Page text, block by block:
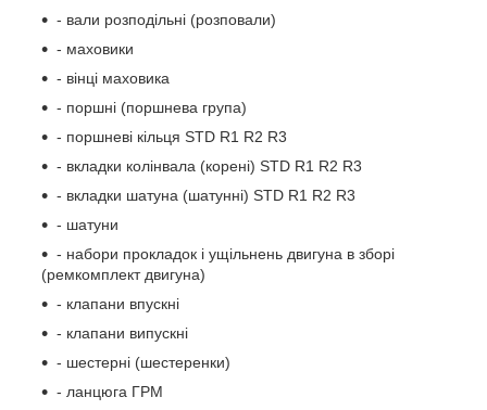
- вали розподільні (розповали)
- маховики
- вінці маховика
- поршні (поршнева група)
- поршневі кільця STD R1 R2 R3
- вкладки колінвала (корені) STD R1 R2 R3
- вкладки шатуна (шатунні) STD R1 R2 R3
- шатуни
- набори прокладок і ущільнень двигуна в зборі
(ремкомплект двигуна)
- клапани впускні
- клапани випускні
- шестерні (шестеренки)
- ланцюга ГРМ